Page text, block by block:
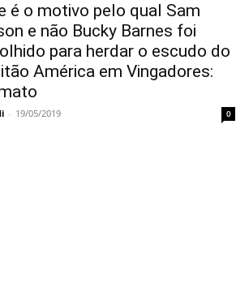
é o motivo pelo qual Sam
e não Bucky Barnes foi
para herdar o escudo do
América em Vingadores:
- 19/05/2019 0